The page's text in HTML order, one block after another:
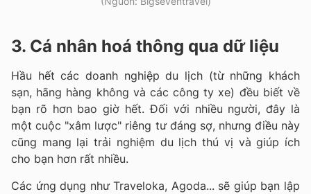
3. Cá nhân hoá thông qua dữ liệu
Hầu hết các doanh nghiệp du lịch (từ những khách
sạn, hãng hàng không và các công ty xe) đều biết về
bạn rõ hơn bao giờ hết. Đối với nhiều người, đây là
một cuộc "xâm lược" riêng tư đáng sợ, nhưng điều này
cũng mang lại trải nghiệm du lịch thú vị và giúp ích
cho bạn hơn rất nhiều.
Các ứng dụng như Traveloka, Agoda... sẽ giúp bạn lập